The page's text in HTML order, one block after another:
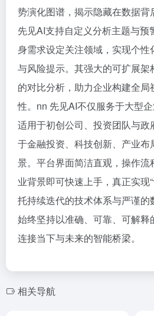
势演化图谱，揭示隐藏在数据背
先见AI支持自定义分析主题与预
身需求设定关注领域，实现个
与风险提示。其强大的可扩展
的对比分析，助力企业构建全
性。nn 先见AI不仅服务于大型
适用于初创公司、投资团队与
于金融投资、科技创新、产业
景。平台界面简洁直观，操作
业背景即可快速上手，真正实现
托持续迭代的技术体系与严谨的
始终坚持以准确、可靠、可解
连接当下与未来的智能桥梁。
相关导航